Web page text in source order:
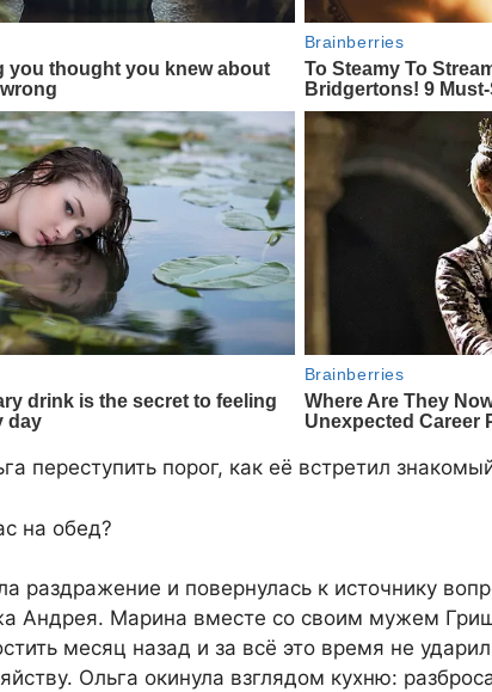
переступить порог, как её встретил
на обед?
раздражение и повернулась к источнику
Андрея. Марина вместе со своим мужем
месяц назад и за всё это время не
Ольга окинула взглядом кухню: